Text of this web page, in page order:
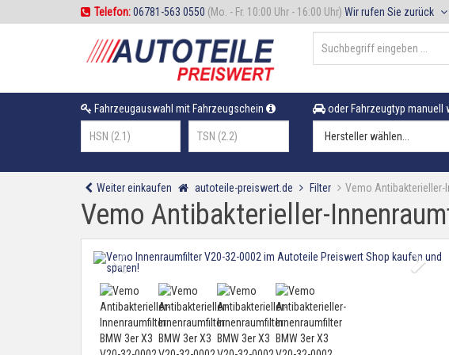
Telefon:06781-563 0550 (Mo. - Fr. 10:00 Uhr - 16:00 Uhr) Wir rufen Sie zurück
Fahrzeugauswahl mit Fahrzeugschein oder Fahrzeugtyp manuell
Weiter einkaufen autoteile-preiswert.de Filter Vemo Antibakterieller-
Vemo Antibakterieller-